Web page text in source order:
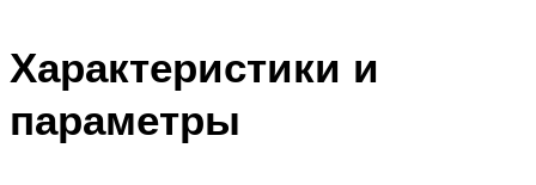
Характеристики и
параметры